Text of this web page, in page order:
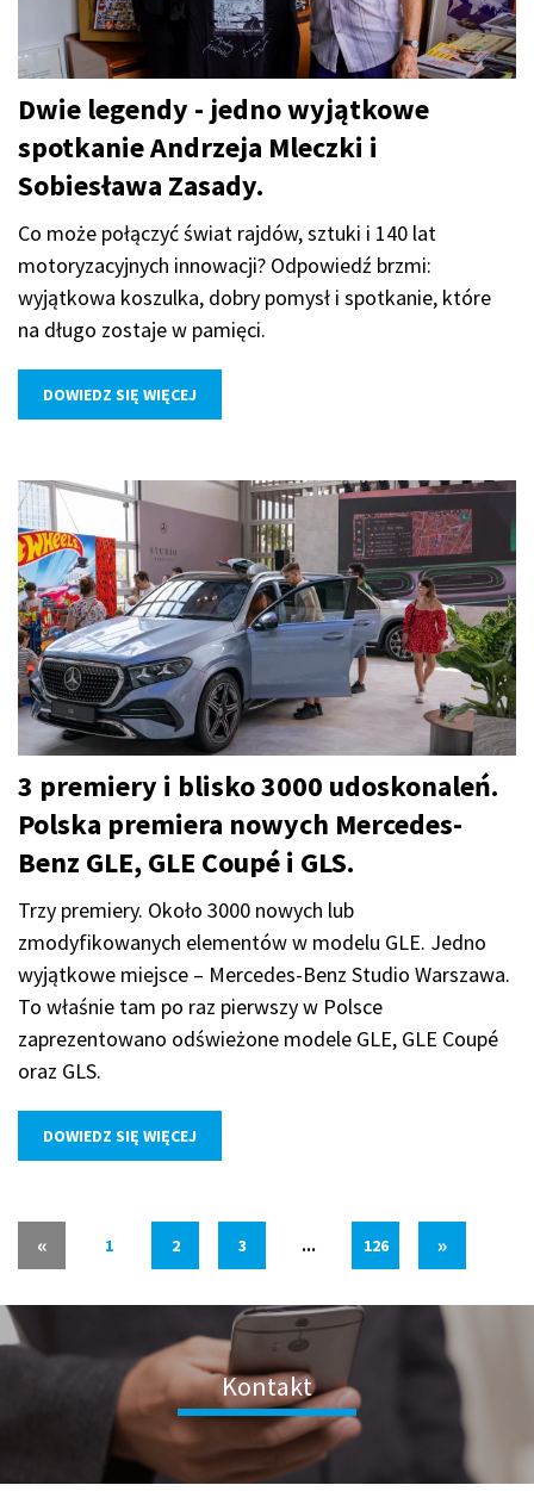
Dwie legendy - jedno wyjątkowe
spotkanie Andrzeja Mleczki i
Sobiesława Zasady.
Co może połączyć świat rajdów, sztuki i 140 lat
motoryzacyjnych innowacji? Odpowiedź brzmi:
wyjątkowa koszulka, dobry pomysł i spotkanie, które
na długo zostaje w pamięci.
DOWIEDZ SIĘ WIĘCEJ
3 premiery i blisko 3000 udoskonaleń.
Polska premiera nowych Mercedes-
Benz GLE, GLE Coupé i GLS.
Trzy premiery. Około 3000 nowych lub
zmodyfikowanych elementów w modelu GLE. Jedno
wyjątkowe miejsce – Mercedes-Benz Studio Warszawa.
To właśnie tam po raz pierwszy w Polsce
zaprezentowano odświeżone modele GLE, GLE Coupé
oraz GLS.
DOWIEDZ SIĘ WIĘCEJ
« 1 2 3 ... 126 »
Kontakt